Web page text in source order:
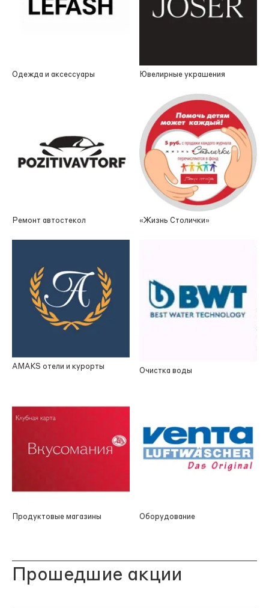
Одежда и аксессуары Ювелирные украшения
Ремонт автостекол «Жизнь Столички»
AMAKS отели и курорты
Очистка воды
Продуктовые магазины Оборудование
Прошедшие акции